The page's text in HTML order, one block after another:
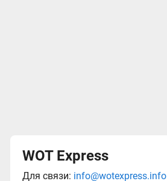
WOT Express
Для связи: info@wotexpress.info